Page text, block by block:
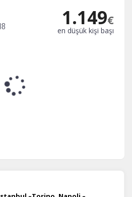
1.149€
en düşük kişi başı